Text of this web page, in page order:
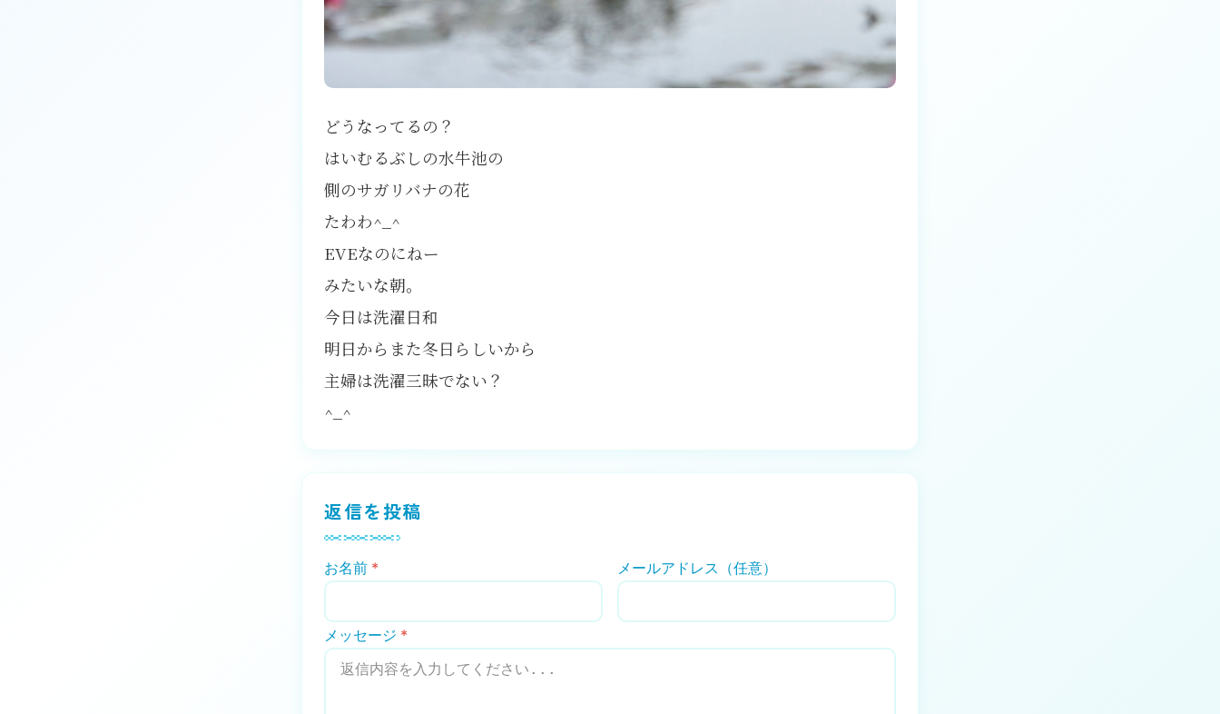
どうなってるの？
はいむるぶしの水牛池の
側のサガリバナの花
たわわ^_^
EVEなのにねー
みたいな朝。
今日は洗濯日和
明日からまた冬日らしいから
主婦は洗濯三昧でない？
^_^
返信を投稿
お名前 * メールアドレス（任意）
メッセージ *